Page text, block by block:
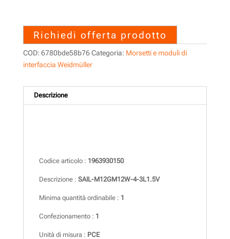
Richiedi offerta prodotto
COD: 6780bde58b76 Categoria: Morsetti e moduli di
interfaccia Weidmüller
Descrizione
Codice articolo : 1963930150
Descrizione : SAIL-M12GM12W-4-3L1.5V
Minima quantità ordinabile : 1
Confezionamento : 1
Unità di misura : PCE